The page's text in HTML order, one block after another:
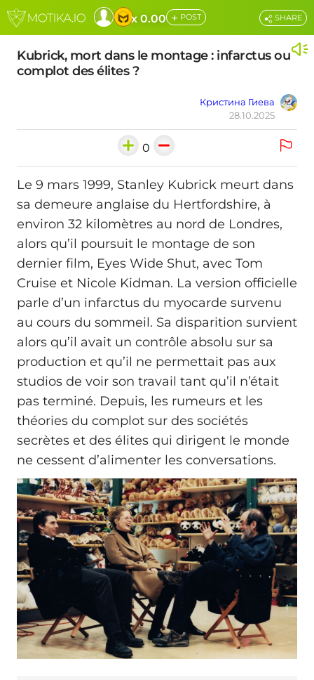
x 0.00 + POST
Kubrick, mort dans le montage : infarctus ou
complot des élites ?
Кристина Гиева
28.10.2025
SHARE
0
Le 9 mars 1999, Stanley Kubrick meurt dans
sa demeure anglaise du Hertfordshire, à
environ 32 kilomètres au nord de Londres,
alors qu’il poursuit le montage de son
dernier film, Eyes Wide Shut, avec Tom
Cruise et Nicole Kidman. La version officielle
parle d’un infarctus du myocarde survenu
au cours du sommeil. Sa disparition survient
alors qu’il avait un contrôle absolu sur sa
production et qu’il ne permettait pas aux
studios de voir son travail tant qu’il n’était
pas terminé. Depuis, les rumeurs et les
théories du complot sur des sociétés
secrètes et des élites qui dirigent le monde
ne cessent d’alimenter les conversations.